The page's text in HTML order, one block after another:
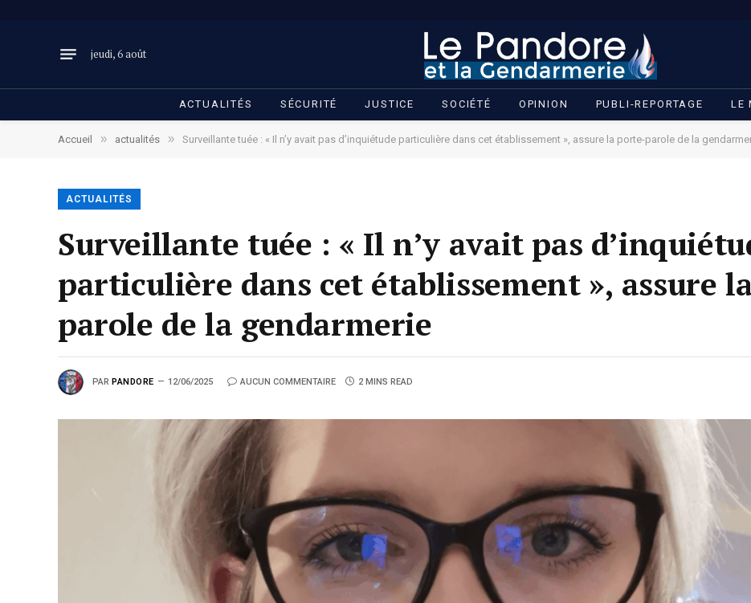
jeudi, 6 août
ACTUALITÉS SÉCURITÉ JUSTICE SOCIÉTÉ OPINION PUBLI-REPORTAGE LE
Accueil » actualités » Surveillante tuée : « Il n’y avait pas d’inquiétude particulière dans cet établissement », assure la porte-parole de la
ACTUALITÉS
Surveillante tuée : « Il n’y avait pas
particulière dans cet établissement », assure
parole de la gendarmerie
PAR PANDORE 12/06/2025 AUCUN COMMENTAIRE 2 MINS READ